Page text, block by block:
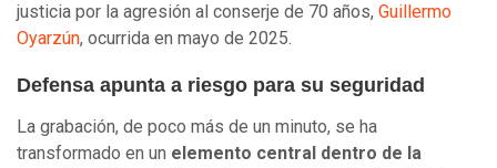
justicia por la agresión al conserje de 70 años, Guillermo
Oyarzún, ocurrida en mayo de 2025.
Defensa apunta a riesgo para su seguridad
La grabación, de poco más de un minuto, se ha
transformado en un elemento central dentro de la